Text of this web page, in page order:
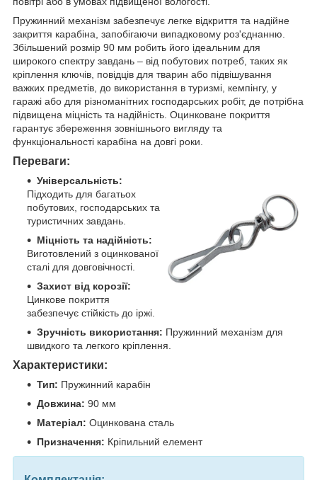
Пружинний механізм забезпечує легке відкриття та надійне
закриття карабіна, запобігаючи випадковому роз'єднанню.
Збільшений розмір 90 мм робить його ідеальним для
широкого спектру завдань – від побутових потреб, таких як
кріплення ключів, повідців для тварин або підвішування
важких предметів, до використання в туризмі, кемпінгу, у
гаражі або для різноманітних господарських робіт, де потрібна
підвищена міцність та надійність. Оцинковане покриття
гарантує збереження зовнішнього вигляду та
функціональності карабіна на довгі роки.
Переваги:
Універсальність:
Підходить для багатьох
побутових, господарських та
туристичних завдань.
Міцність та надійність:
Виготовлений з оцинкованої
сталі для довговічності.
Захист від корозії:
Цинкове покриття
забезпечує стійкість до іржі.
Зручність використання: Пружинний механізм для
швидкого та легкого кріплення.
Характеристики:
Тип: Пружинний карабін
Довжина: 90 мм
Матеріал: Оцинкована сталь
Призначення: Кріпильний елемент